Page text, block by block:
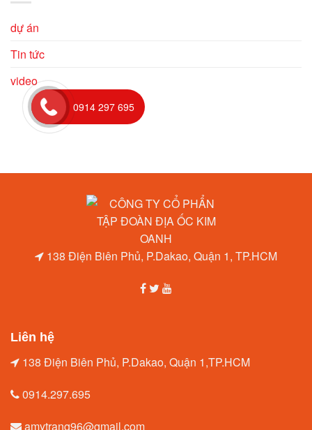
dự án
Tin tức
video
138 Điện Biên Phủ, P.Dakao, Quận 1, TP.HCM
Liên hệ
138 Điện Biên Phủ, P.Dakao, Quận 1,TP.HCM
0914.297.695
amytrang96@gmail.com
0914 297 695